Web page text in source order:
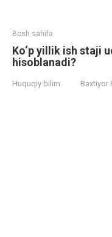
Bosh sahifa
Ko‘p yillik ish staji
hisoblanadi?
Huquqiy bilim Baxtiyor